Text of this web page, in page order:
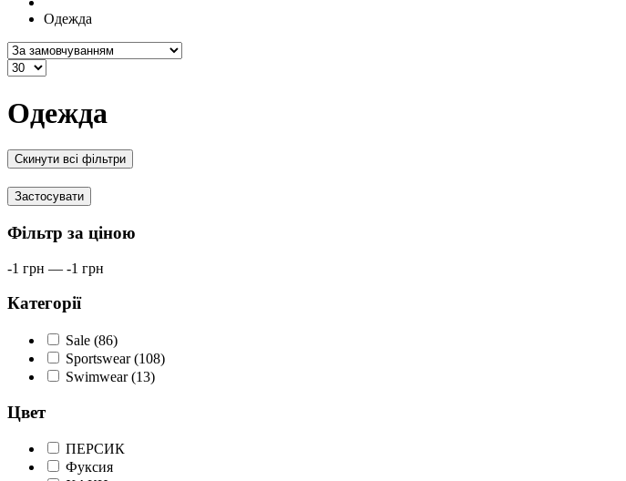
Одежда
Одежда
Скинути всі фільтри
Застосувати
Фільтр за ціною
-1 грн — -1 грн
Категорії
Sale (86)
Sportswear (108)
Swimwear (13)
Цвет
ПЕРСИК
Фуксия